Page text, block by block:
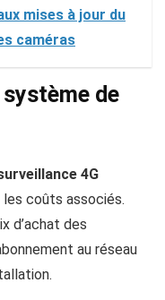
mises à jour du
caméras
système de
4G
coûts associés.
d’achat des
au réseau